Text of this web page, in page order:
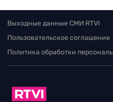
Выходные данные СМИ RTVI
Пользовательское соглашение
Политика обработки